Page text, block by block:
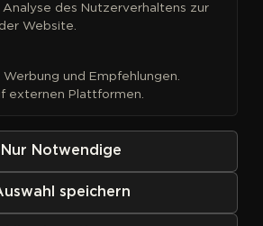
des Nutzerverhaltens zur
Website.
und Empfehlungen.
externen Plattformen.
Nur Notwendige
speichern